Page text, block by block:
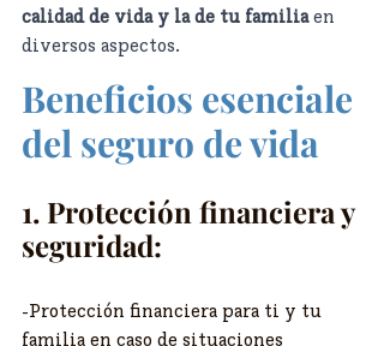
calidad de vida y la de tu familia en
diversos aspectos.
Beneficios esenciale
del seguro de vida
1. Protección financiera y
seguridad:
-Protección financiera para ti y tu
familia en caso de situaciones